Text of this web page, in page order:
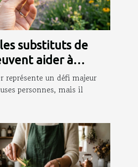
substituts de
aider à
?
représente un défi majeur
personnes, mais il